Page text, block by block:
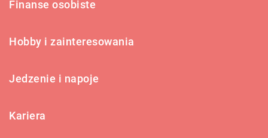
Finanse osobiste
Hobby i zainteresowania
Jedzenie i napoje
Kariera